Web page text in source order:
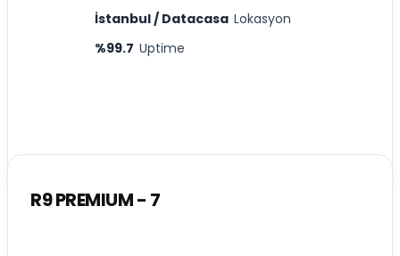
İstanbul / Datacasa Lokasyon
%99.7 Uptime
R9 PREMIUM - 7